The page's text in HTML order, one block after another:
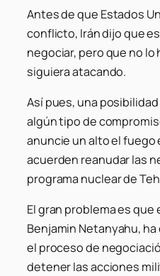
Antes de que Estados
conflicto, Irán dijo que
negociar, pero que no lo
siguiera atacando.
Así pues, una
algún tipo de
anuncie un alto el fuego
acuerden reanudar las
programa nuclear de
El gran problema es
Benjamin Netanyahu,
el proceso de
detener las acciones